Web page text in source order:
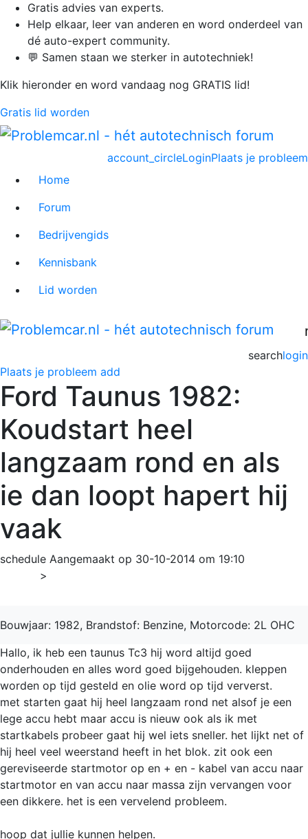
Gratis advies van experts.
Help elkaar, leer van anderen en word onderdeel van
dé auto-expert community.
💬 Samen staan we sterker in autotechniek!
Klik hieronder en word vandaag nog GRATIS lid!
Gratis lid worden
Plaats je probleem
account_circleLogin
Home
Forum
Bedrijvengids
Kennisbank
Lid worden
login
search
Plaats je probleem add
Ford Taunus 1982:
Koudstart heel
langzaam rond en als
ie dan loopt hapert hij
vaak
schedule Aangemaakt op 30-10-2014 om 19:10
>
Bouwjaar: 1982, Brandstof: Benzine, Motorcode: 2L OHC
Hallo, ik heb een taunus Tc3 hij word altijd goed
onderhouden en alles word goed bijgehouden. kleppen
worden op tijd gesteld en olie word op tijd ververst.
met starten gaat hij heel langzaam rond net alsof je een
lege accu hebt maar accu is nieuw ook als ik met
startkabels probeer gaat hij wel iets sneller. het lijkt net of
hij heel veel weerstand heeft in het blok. zit ook een
gereviseerde startmotor op en + en - kabel van accu naar
startmotor en van accu naar massa zijn vervangen voor
een dikkere. het is een vervelend probleem.
hoop dat jullie kunnen helpen.